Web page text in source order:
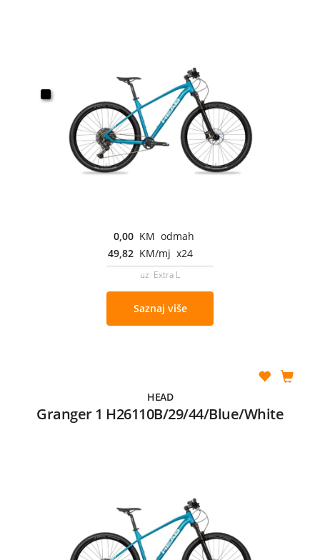
0,00 KM odmah
49,82 KM/mj x24
uz Extra L
Saznaj više
HEAD
Granger 1 H26110B/29/44/Blue/White